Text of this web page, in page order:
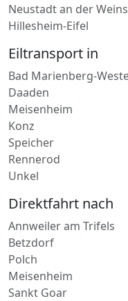
Eiltransport in
Daaden
Meisenheim
Konz
Speicher
Rennerod
Unkel
Direktfahrt nach
Betzdorf
Polch
Meisenheim
Sankt Goar
Stromberg Hunsrück
Pirmasens